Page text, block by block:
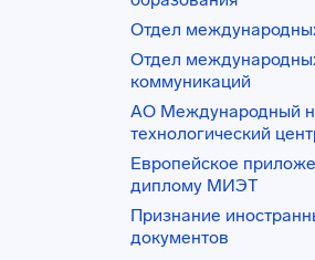
Отдел
Отдел
коммуникаций
АО Международный
технологический
Европейское
диплому МИЭТ
Признание
документов